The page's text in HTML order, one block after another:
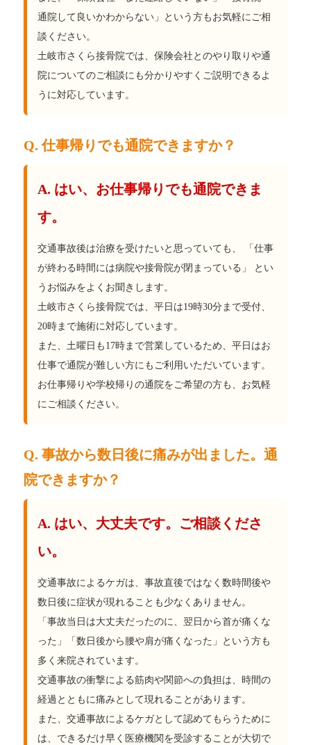
通院して良いかわからない」という方もお気軽にご相
談ください。
土岐市さくら接骨院では、保険会社とのやり取りや通
院についてのご相談にも分かりやすくご説明できるよ
うに対応しています。
Q. 仕事帰りでも通院できますか？
A. はい、お仕事帰りでも通院できま
す。
交通事故後は治療を受けたいと思っていても、 「仕事
が終わる時間には病院や接骨院が閉まっている」 とい
うお悩みをよくお聞きします。
土岐市さくら接骨院では、平日は19時30分まで受付、
20時まで施術に対応しています。
また、土曜日も17時まで営業しているため、平日はお
仕事で通院が難しい方にもご利用いただいています。
お仕事帰りや学校帰りの通院をご希望の方も、お気軽
にご相談ください。
Q. 事故から数日後に痛みが出ました。通
院できますか？
A. はい、大丈夫です。ご相談くださ
い。
交通事故によるケガは、事故直後ではなく数時間後や
数日後に症状が現れることも少なくありません。
「事故当日は大丈夫だったのに、翌日から首が痛くな
った」「数日後から腰や肩が痛くなった」という方も
多く来院されています。
交通事故の衝撃による筋肉や関節への負担は、時間の
経過とともに痛みとして現れることがあります。
また、交通事故によるケガとして認めてもらうために
は、できるだけ早く医療機関を受診することが大切で